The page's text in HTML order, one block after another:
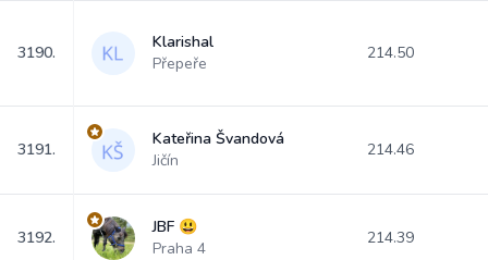
3190.
Klarishal
Přepeře
214.50
3191.
Kateřina Švandová
Jičín
214.46
3192.
JBF 😃
Praha 4
214.39